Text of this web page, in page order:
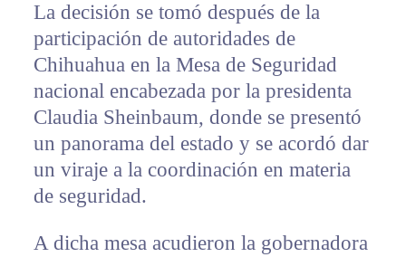
La decisión se tomó después de la
participación de autoridades de
Chihuahua en la Mesa de Seguridad
nacional encabezada por la presidenta
Claudia Sheinbaum, donde se presentó
un panorama del estado y se acordó dar
un viraje a la coordinación en materia
de seguridad.
A dicha mesa acudieron la gobernadora